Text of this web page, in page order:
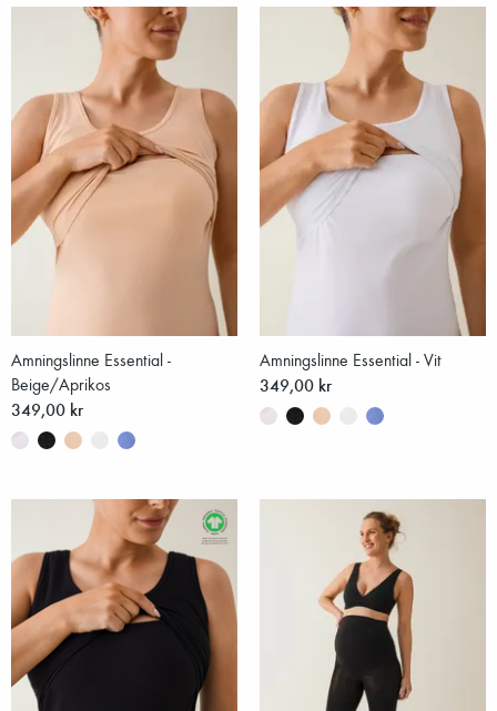
Amningslinne Essential -
Beige/Aprikos
349,00 kr
Amningslinne Essential - Vit
349,00 kr